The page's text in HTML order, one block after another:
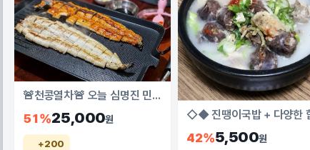
🚨천콩열차🚨 오늘 심명진 민물장어 가격 대폭락! 전문점 삼분에 일가격
51%25,000원
+200 42%5,500원